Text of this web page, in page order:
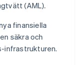
(AML).
finansiella
säkra och
infrastrukturen.